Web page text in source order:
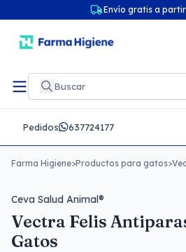
Envío gratis a
Pedidos 637724177
Farma Higiene>Productos para gatos>
Ceva Salud Animal®
Vectra Felis
Gatos